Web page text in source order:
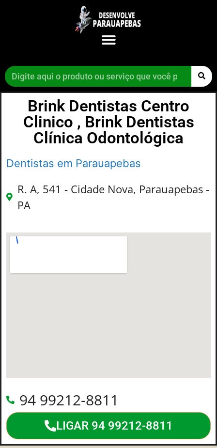
Brink Dentistas Centro
Clinico , Brink Dentistas
Clínica Odontológica
Dentistas em Parauapebas
R. A, 541 - Cidade Nova, Parauapebas -
PA
94 99212-8811
LIGAR 94 99212-8811